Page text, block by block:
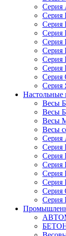
Серия
Настольные
Весы
Весы
Весы
Весы
Серия